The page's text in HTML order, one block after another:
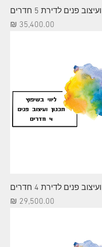
פנים לדירת 5 חדרים
מחיר
פנים לדירת 4 חדרים
מחיר